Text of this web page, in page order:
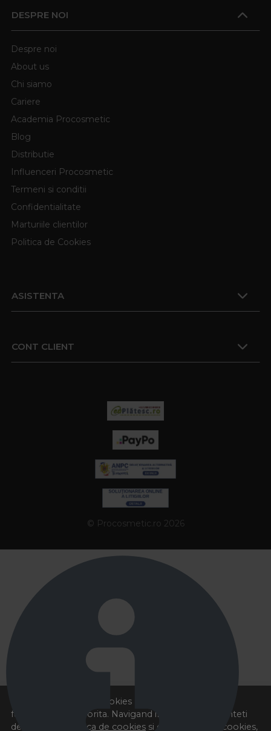
Acest site foloseste cookies pentru a va oferi
functionalitatea dorita. Navigand in continuare, sunteti
de acord cu
Politica de cookies si cu plasarea de cookies,
DESPRE NOI
Despre noi
About us
Chi siamo
Cariere
Academia Procosmetic
Blog
Distributie
Influenceri Procosmetic
Termeni si conditii
Confidentialitate
Marturiile clientilor
Politica de Cookies
ASISTENTA
CONT CLIENT
© Procosmetic.ro 2026